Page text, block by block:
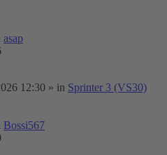
asap
12:30 » in Sprinter 3 (VS30)
Bossi567